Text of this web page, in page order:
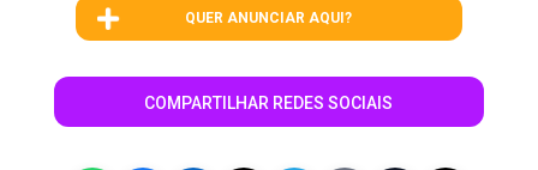
QUER ANUNCIAR AQUI?
COMPARTILHAR REDES SOCIAIS